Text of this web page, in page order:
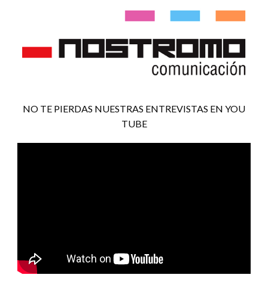
NO TE PIERDAS NUESTRAS ENTREVISTAS EN YOU
TUBE